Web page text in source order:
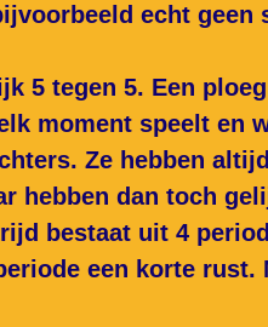
echt
5 tegen 5. Een
moment speelt en
Ze hebben
hebben dan toch
bestaat uit 4
een korte